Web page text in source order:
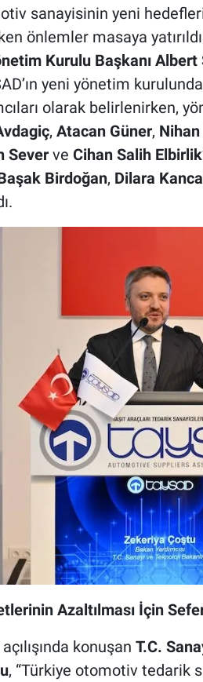
sanayisinin yeni
önlemler masaya
Kurulu Başkanı Albert
yeni yönetim kurulunda
olarak belirlenirken,
, Atacan Güner,
Severve Cihan Salih Elbirlik
Birdoğan, Dilara
Azaltılması İçin
konuşan T.C.
, “Türkiye otomotiv tedarik